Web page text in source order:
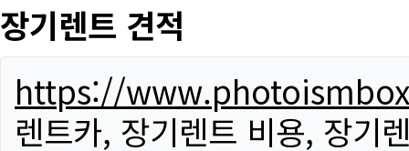
장기렌트 견적
https://
렌트카, 장기렌트 비용, 장기